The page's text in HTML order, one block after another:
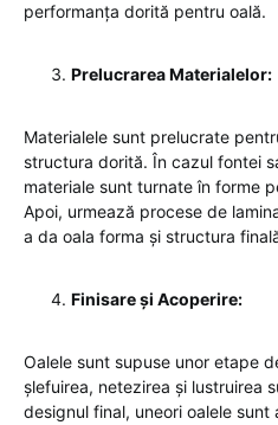
performanța dorită pentru oală.
Prelucrarea Materialelor:
Materialele sunt prelucrate
structura dorită. În cazul fontei
materiale sunt turnate în forme
Apoi, urmează procese de
a da oala forma și structura
Finisare și Acoperire:
Oalele sunt supuse unor etape
șlefuirea, netezirea și lustruirea
designul final, uneori oalele